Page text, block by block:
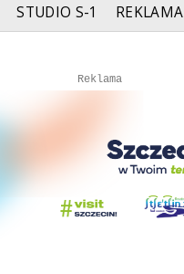
STUDIO S-1 REKLAMA
Reklama
Autopromocja
Autopromocja